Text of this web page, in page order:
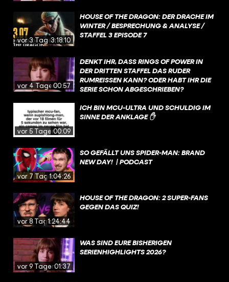
vor 3 Tagen3:18:10
HOUSE OF THE DRAGON: DER DRACHE IM
WINTER / BESPRECHUNG & ANALYSE /
STAFFEL 3 EPISODE 7
vor 4 Tagen00:57
DENKT IHR, DASS RINGS OF POWER IN
DER DRITTEN STAFFEL DAS RUDER
RUMREISSEN KANN? ODER HABT IHR DIE
SERIE SCHON ABGESCHRIEBEN?
vor 5 Tagen00:09
ICH BIN MCU-ULTRA UND SCHULDIG IM
SINNE DER ANKLAGE ✋
vor 7 Tagen1:04:26
SO GEFÄLLT UNS SPIDER-MAN: BRAND
NEW DAY! | PODCAST
vor 8 Tagen1:24:44
HOUSE OF THE DRAGON: 2 SUPER-FANS
GEGEN DAS QUIZ!
vor 9 Tagen01:37
WAS SIND EURE BISHERIGEN
SERIENHIGHLIGHTS 2026?